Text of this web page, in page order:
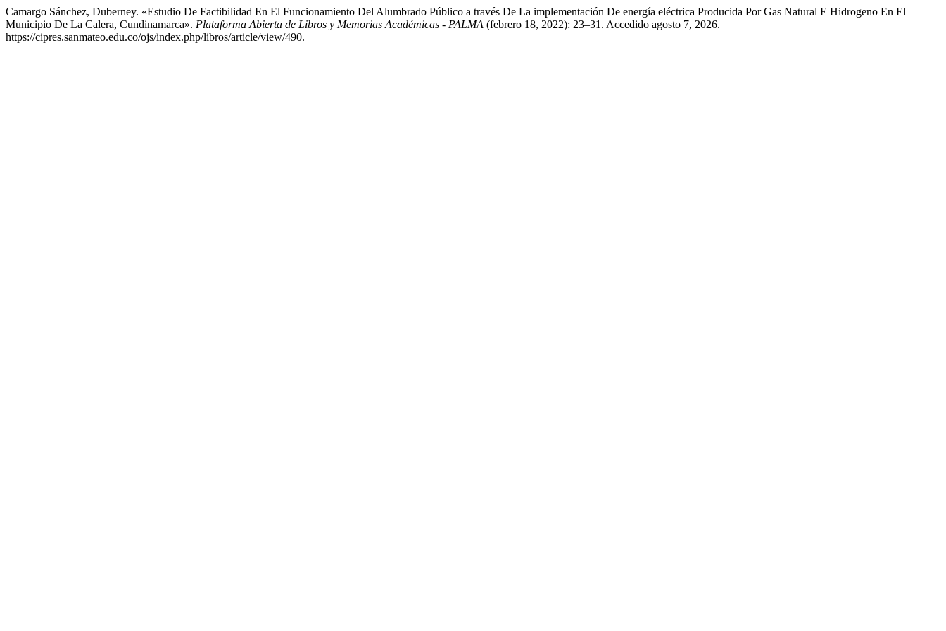
Camargo Sánchez, Duberney. «Estudio De Factibilidad En El Funcionamiento Del Alumbrado Público a través De La implementación De energía eléctrica Producida Por Gas Natural E Hidrogeno En El
Municipio De La Calera, Cundinamarca». Plataforma Abierta de Libros y Memorias Académicas - PALMA (febrero 18, 2022): 23–31. Accedido agosto 7, 2026.
https://cipres.sanmateo.edu.co/ojs/index.php/libros/article/view/490.